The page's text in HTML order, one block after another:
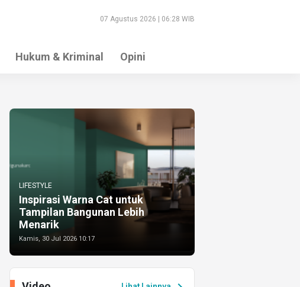
07 Agustus 2026 | 06:28 WIB
Hukum & Kriminal Opini
LIFESTYLE
Inspirasi Warna Cat untuk
Tampilan Bangunan Lebih
Menarik
Kamis, 30 Jul 2026 10:17